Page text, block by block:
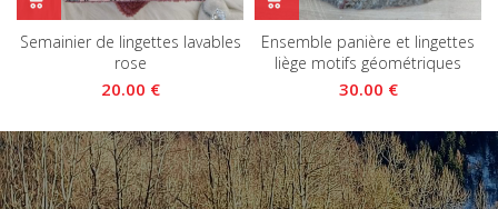
Semainier de lingettes lavables
rose
€
Ensemble panière et lingettes
liège motifs géométriques
€